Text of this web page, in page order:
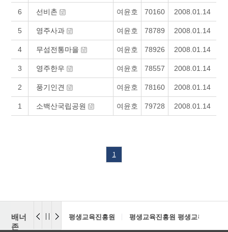
6 선비촌 여윤호 70160 2008.01.14
5 영주사과 여윤호 78789 2008.01.14
4 무섬전통마을 여윤호 78926 2008.01.14
3 영주한우 여윤호 78557 2008.01.14
2 풍기인견 여윤호 78160 2008.01.14
1 소백산국립공원 여윤호 79728 2008.01.14
1
배너
존
평생교육진흥원 평생교육진흥원 평생교육센터